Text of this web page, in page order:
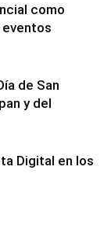
como
de San
y del
Digital en los